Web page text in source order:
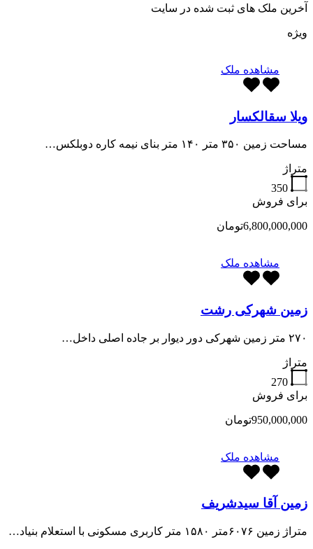
آخرین ملک های ثبت شده در سایت
ویژه
مشاهده ملک
ویلا سقالکسار
مساحت زمین ۳۵۰ متر ۱۴۰ متر بنای نیمه کاره دوبلکس…
متراژ
350
برای فروش
6,800,000,000تومان
مشاهده ملک
زمین شهرکی رشت
۲۷۰ متر زمین شهرکی دور دیوار بر جاده اصلی داخل…
متراژ
270
برای فروش
950,000,000تومان
مشاهده ملک
زمین آقا سیدشریف
متراژ زمین ۶۰۷۶متر ۱۵۸۰ متر کاربری مسکونی با استعلام بنیاد…